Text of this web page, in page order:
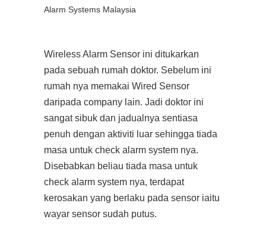
Alarm Systems Malaysia
Wireless Alarm Sensor ini ditukarkan
pada sebuah rumah doktor. Sebelum ini
rumah nya memakai Wired Sensor
daripada company lain. Jadi doktor ini
sangat sibuk dan jadualnya sentiasa
penuh dengan aktiviti luar sehingga tiada
masa untuk check alarm system nya.
Disebabkan beliau tiada masa untuk
check alarm system nya, terdapat
kerosakan yang berlaku pada sensor iaitu
wayar sensor sudah putus.